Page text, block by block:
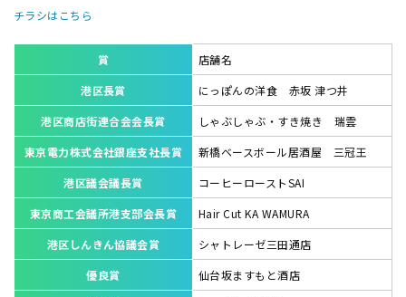
チラシはこちら
賞
店舗名
港区長賞
にっぽんの洋食 赤坂 津つ井
港区商店街連合会会長賞
しゃぶしゃぶ・すき焼き 瑞雲
東京電力株式会社銀座支社長賞
新橋ベースボール居酒屋 三冠王
港区議会議長賞
コーヒーローストSAI
東京商工会議所港支部会長賞
Hair Cut KA WAMURA
港区しんきん協議会賞
シャトレーゼ三田通店
優良賞
仙台坂ますもと酒店